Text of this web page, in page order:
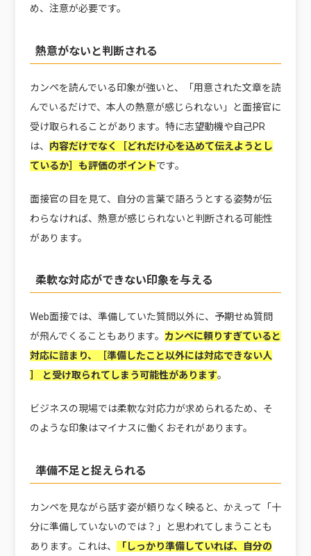
め、注意が必要です。
熱意がないと判断される
カンペを読んでいる印象が強いと、「用意された文章を読
んでいるだけで、本人の熱意が感じられない」と面接官に
受け取られることがあります。特に志望動機や自己PR
は、 内容だけでなく［どれだけ心を込めて伝えようとし
ているか］も評価のポイントです。
面接官の目を見て、自分の言葉で語ろうとする姿勢が伝
わらなければ、熱意が感じられないと判断される可能性
があります。
柔軟な対応ができない印象を与える
Web面接では、準備していた質問以外に、予期せぬ質問
が飛んでくることもあります。 カンペに頼りすぎていると
対応に詰まり、［準備したこと以外には対応できない人
と受け取られてしまう可能性があります。
ビジネスの現場では柔軟な対応力が求められるため、そ
のような印象はマイナスに働くおそれがあります。
準備不足と捉えられる
カンペを見ながら話す姿が頼りなく映ると、かえって「十
分に準備していないのでは？」と思われてしまうことも
あります。これは、
「しっかり準備していれば、自分の